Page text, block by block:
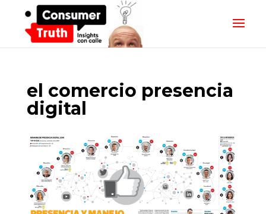
el comercio presencia
digital